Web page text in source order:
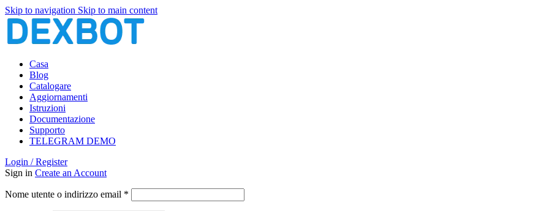
Skip to navigation Skip to main content
Casa
Blog
Catalogare
Aggiornamenti
Istruzioni
Documentazione
Supporto
TELEGRAM DEMO
Login / Register
Sign in Create an Account
Nome utente o indirizzo email *